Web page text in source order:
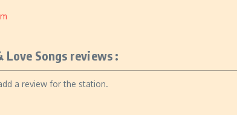
Love Songs reviews :
a review for the station.